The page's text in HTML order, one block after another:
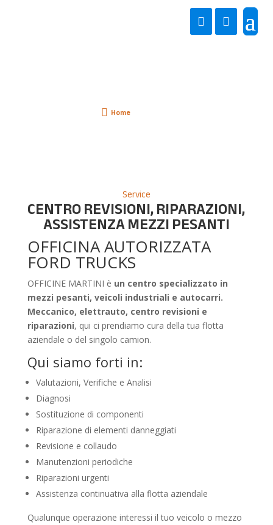
 Home
Service
CENTRO REVISIONI, RIPARAZIONI,
ASSISTENZA MEZZI PESANTI
OFFICINA AUTORIZZATA
FORD TRUCKS
OFFICINE MARTINI è un centro specializzato in
mezzi pesanti, veicoli industriali e autocarri.
Meccanico, elettrauto, centro revisioni e
riparazioni, qui ci prendiamo cura della tua flotta
aziendale o del singolo camion.
Qui siamo forti in:
Valutazioni, Verifiche e Analisi
Diagnosi
Sostituzione di componenti
Riparazione di elementi danneggiati
Revisione e collaudo
Manutenzioni periodiche
Riparazioni urgenti
Assistenza continuativa alla flotta aziendale
Qualunque operazione interessi il tuo veicolo o mezzo